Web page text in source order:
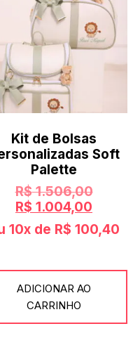
Kit de Bolsas
Soft
Palette
R$1.506,00
R$ 1.004,00
10x de R$ 100,40
ADICIONAR AO
CARRINHO